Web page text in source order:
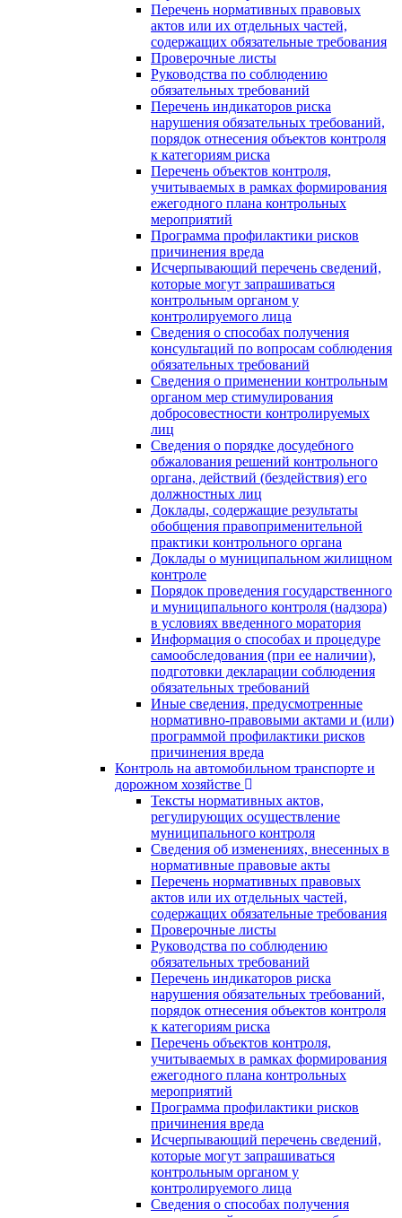
Перечень нормативных правовых
актов или их отдельных частей,
содержащих обязательные требования
Проверочные листы
Руководства по соблюдению
обязательных требований
Перечень индикаторов риска
нарушения обязательных требований,
порядок отнесения объектов контроля
к категориям риска
Перечень объектов контроля,
учитываемых в рамках формирования
ежегодного плана контрольных
мероприятий
Программа профилактики рисков
причинения вреда
Исчерпывающий перечень сведений,
которые могут запрашиваться
контрольным органом у
контролируемого лица
Сведения о способах получения
консультаций по вопросам соблюдения
обязательных требований
Сведения о применении контрольным
органом мер стимулирования
добросовестности контролируемых
лиц
Сведения о порядке досудебного
обжалования решений контрольного
органа, действий (бездействия) его
должностных лиц
Доклады, содержащие результаты
обобщения правоприменительной
практики контрольного органа
Доклады о муниципальном жилищном
контроле
Порядок проведения государственного
и муниципального контроля (надзора)
в условиях введенного моратория
Информация о способах и процедуре
самообследования (при ее наличии),
подготовки декларации соблюдения
обязательных требований
Иные сведения, предусмотренные
нормативно-правовыми актами и (или)
программой профилактики рисков
причинения вреда
Контроль на автомобильном транспорте и
дорожном хозяйстве
Тексты нормативных актов,
регулирующих осуществление
муниципального контроля
Сведения об изменениях, внесенных в
нормативные правовые акты
Перечень нормативных правовых
актов или их отдельных частей,
содержащих обязательные требования
Проверочные листы
Руководства по соблюдению
обязательных требований
Перечень индикаторов риска
нарушения обязательных требований,
порядок отнесения объектов контроля
к категориям риска
Перечень объектов контроля,
учитываемых в рамках формирования
ежегодного плана контрольных
мероприятий
Программа профилактики рисков
причинения вреда
Исчерпывающий перечень сведений,
которые могут запрашиваться
контрольным органом у
контролируемого лица
Сведения о способах получения